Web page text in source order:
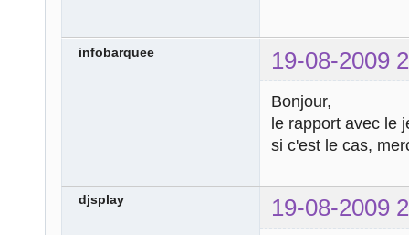
infobarquee 19-08-2009
Bonjour,
le rapport avec le
si c'est le cas,
djsplay 19-08-2009